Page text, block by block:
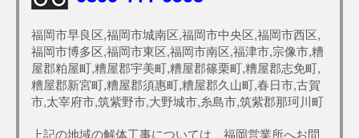
福岡市早良区,福岡市城南区,福岡市中央区,福岡市西区,
福岡市博多区,福岡市東区,福岡市南区,福津市,宗像市,糟
屋郡粕屋町,糟屋郡宇美町,糟屋郡篠栗町,糟屋郡志免町,
糟屋郡新宮町,糟屋郡須惠町,糟屋郡久山町,春日市,古賀
市,太宰府市,筑紫野市,大野城市,糸島市,筑紫郡那珂川町
上記の地域の解体工事については、福岡営業所へお問